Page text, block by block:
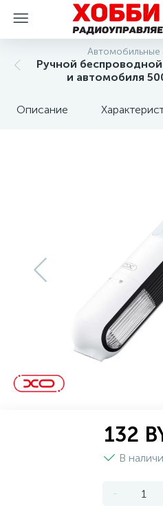
Автомобильные
Ручной
и автомобиля
Описание
132
В
-